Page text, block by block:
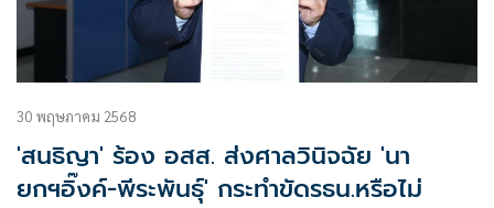
30 พฤษภาคม 2568
'สนธิญา' ร้อง อสส. ส่งศาลวินิจฉัย 'นา
ยกฯอิ๊งค์-พีระพันธุ์' กระทำขัดรธน.หรือไม่